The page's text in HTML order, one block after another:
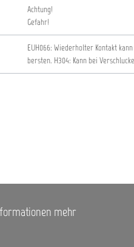
Achtung!
Gefahr!
EUH066: Wiederholter Kontakt
bersten. H304: Kann bei
mehr